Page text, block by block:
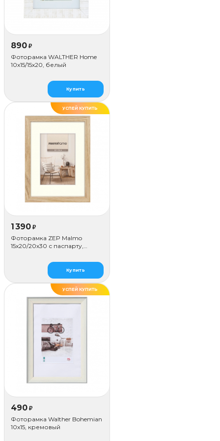
890 ₽
Фоторамка WALTHER Home
10x15/15х20, белый
Купить
УСПЕЙ КУПИТЬ
1 390 ₽
Фоторамка ZEP Malmo
15х20/20х30 с паспарту,
Купить
УСПЕЙ КУПИТЬ
490 ₽
Фоторамка Walther Bohemian
10x15, кремовый